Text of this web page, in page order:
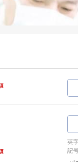
英
記